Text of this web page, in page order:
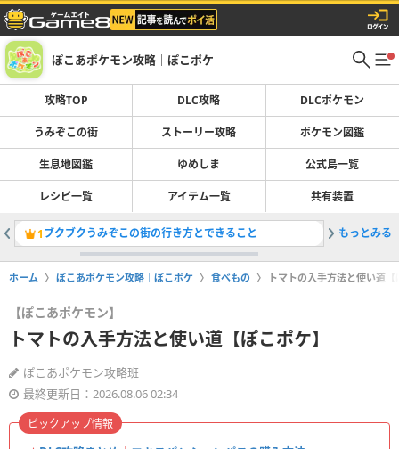
ぽこあポケモン攻略｜ぽこポケ
攻略TOP DLC攻略 DLCポケモン
うみぞこの街 ストーリー攻略 ポケモン図鑑
生息地図鑑 ゆめしま 公式島一覧
レシピ一覧 アイテム一覧 共有装置
1ブクブクうみぞこの街の行き方とできること 2DLCの
もっとみる
ホーム ぽこあポケモン攻略｜ぽこポケ 食べもの トマトの入手方法と使い道
【ぽこあポケモン】
トマトの入手方法と使い道【ぽこポケ】
ぽこあポケモン攻略班
最終更新日：2026.08.06 02:34
ピックアップ情報